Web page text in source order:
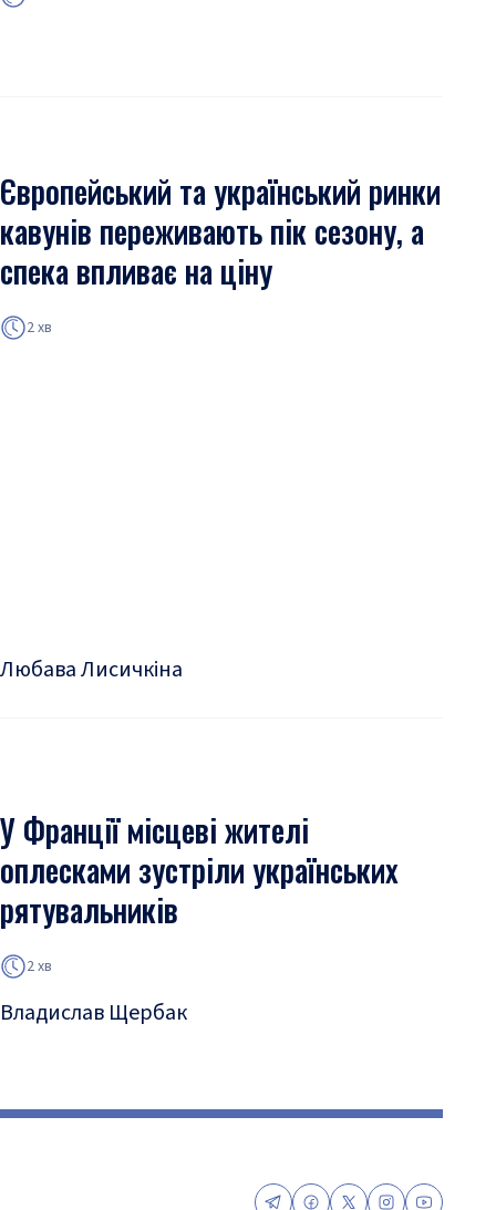
Європейський та український ринки
кавунів переживають пік сезону, а
спека впливає на ціну
2 хв
Любава Лисичкіна
У Франції місцеві жителі
оплесками зустріли українських
рятувальників
2 хв
Владислав Щербак